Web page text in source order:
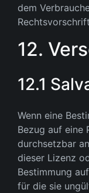
dem
12.
12.1
Wenn eine
Bezug auf eine
durchsetzbar
dieser Lizenz
Bestimmung
für die sie